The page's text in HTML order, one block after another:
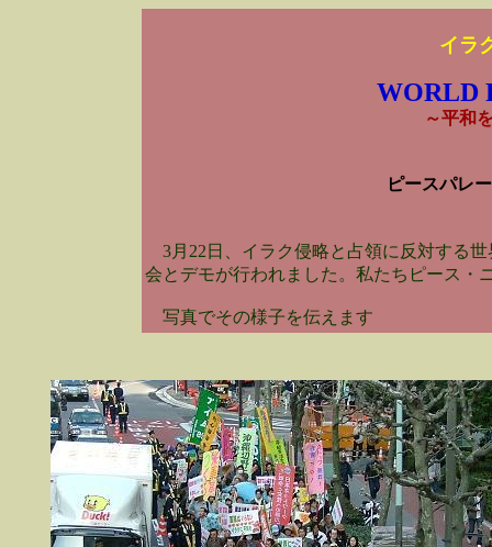
イラ
WORLD
～平和
ピースパレ
3月22日、イラク侵略と占領に反対する
会とデモが行われました。私たちピース・
写真でその様子を伝えます